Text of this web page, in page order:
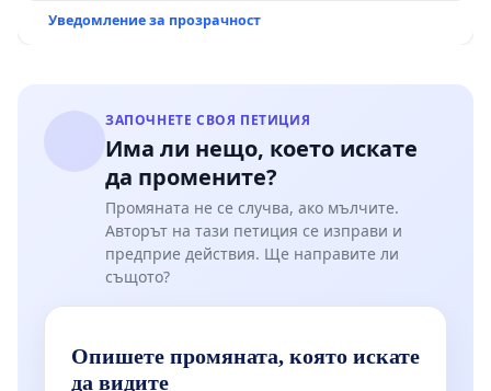
Уведомление за прозрачност
ЗАПОЧНЕТЕ СВОЯ ПЕТИЦИЯ
Има ли нещо, което искате
да промените?
Промяната не се случва, ако мълчите.
Авторът на тази петиция се изправи и
предприе действия. Ще направите ли
същото?
Опишете промяната, която искате
да видите